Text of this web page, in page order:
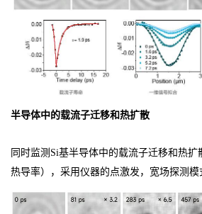
半导体中的载流子迁移和热扩散
同时监测Si基半导体中的载流子迁移和热
热导率），采用仪器的点激发，宽场探测模